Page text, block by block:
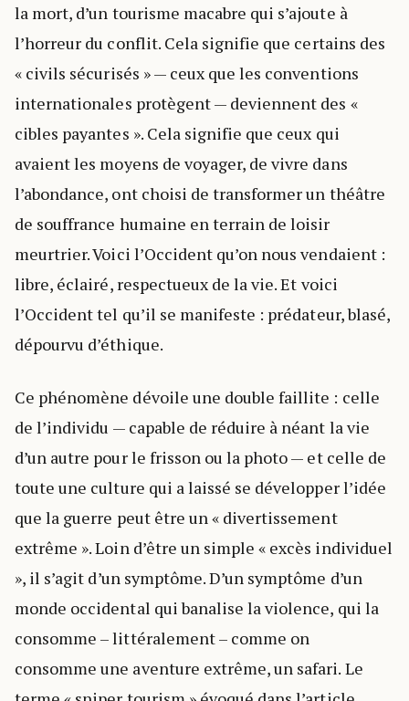
la mort, d’un tourisme macabre qui s’ajoute à
l’horreur du conflit. Cela signifie que certains des
« civils sécurisés » — ceux que les conventions
internationales protègent — deviennent des «
cibles payantes ». Cela signifie que ceux qui
avaient les moyens de voyager, de vivre dans
l’abondance, ont choisi de transformer un théâtre
de souffrance humaine en terrain de loisir
meurtrier. Voici l’Occident qu’on nous vendaient :
libre, éclairé, respectueux de la vie. Et voici
l’Occident tel qu’il se manifeste : prédateur, blasé,
dépourvu d’éthique.
Ce phénomène dévoile une double faillite : celle
de l’individu — capable de réduire à néant la vie
d’un autre pour le frisson ou la photo — et celle de
toute une culture qui a laissé se développer l’idée
que la guerre peut être un « divertissement
extrême ». Loin d’être un simple « excès individuel
», il s’agit d’un symptôme. D’un symptôme d’un
monde occidental qui banalise la violence, qui la
consomme – littéralement – comme on
consomme une aventure extrême, un safari. Le